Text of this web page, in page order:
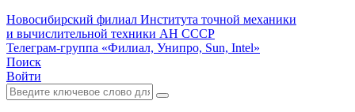
Новосибирский филиал Института точной механики
и вычислительной техники АН СССР
Телеграм-группа «Филиал, Унипро, Sun, Intel»
Поиск
Войти